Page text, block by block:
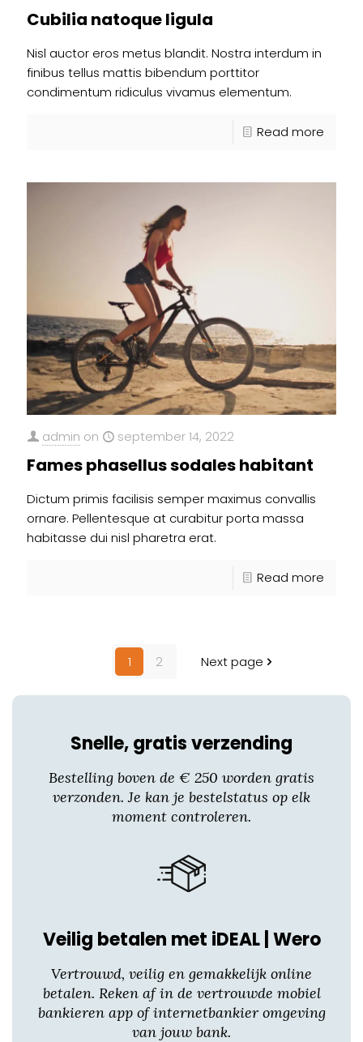
Cubilia natoque ligula
Nisl auctor eros metus blandit. Nostra interdum in
finibus tellus mattis bibendum porttitor
condimentum ridiculus vivamus elementum.
Read more
admin on september 14, 2022
Fames phasellus sodales habitant
Dictum primis facilisis semper maximus convallis
ornare. Pellentesque at curabitur porta massa
habitasse dui nisl pharetra erat.
Read more
1 2 Next page
Snelle, gratis verzending
Bestelling boven de € 250 worden gratis
verzonden. Je kan je bestelstatus op elk
moment controleren.
Veilig betalen met iDEAL | Wero
Vertrouwd, veilig en gemakkelijk online
betalen. Reken af in de vertrouwde mobiel
bankieren app of internetbankier omgeving
van jouw bank.